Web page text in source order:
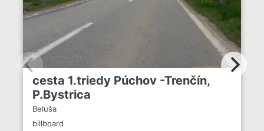
cesta 1.triedy Púchov -Trenčín,
P.Bystrica
Beluša
billboard